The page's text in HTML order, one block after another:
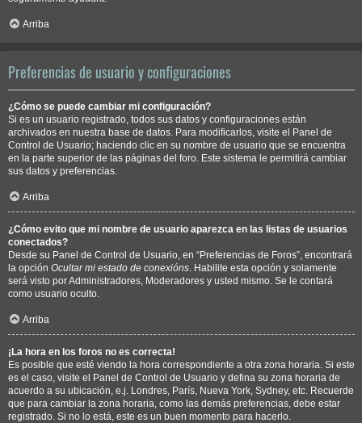
Arriba
Preferencias de usuario y configuraciones
¿Cómo se puede cambiar mi configuración?
Si es un usuario registrado, todos sus datos y configuraciones están
archivados en nuestra base de datos. Para modificarlos, visite el Panel de
Control de Usuario; haciendo clic en su nombre de usuario que se encuentra
en la parte superior de las páginas del foro. Este sistema le permitirá cambiar
sus datos y preferencias.
Arriba
¿Cómo evito que mi nombre de usuario aparezca en las listas de usuarios
conectados?
Desde su Panel de Control de Usuario, en “Preferencias de Foros”, encontrará
la opción Ocultar mi estado de conexións . Habilite esta opción y solamente
será visto por Administradores, Moderadores y usted mismo. Se le contará
como usuario oculto.
Arriba
¡La hora en los foros no es correcta!
Es posible que esté viendo la hora correspondiente a otra zona horaria. Si este
es el caso, visite el Panel de Control de Usuario y defina su zona horaria de
acuerdo a su ubicación, e.j. Londres, París, Nueva York, Sydney, etc. Recuerde
que para cambiar la zona horaria, como las demás preferencias, debe estar
registrado. Si no lo está, este es un buen momento para hacerlo.